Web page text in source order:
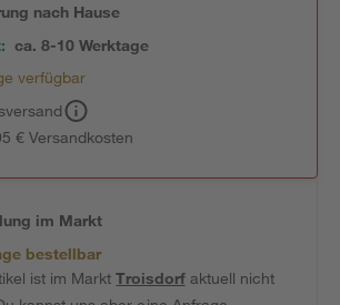
nach Hause
ca. 8-10 Werktage
verfügbar
€ Versandkosten
im Markt
bestellbar
ist im MarktTroisdorfaktuell nicht